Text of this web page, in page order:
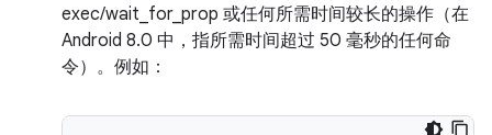
exec/wait_for_prop 或任何所需时间较长的操作（在
Android 8.0 中，指所需时间超过 50 毫秒的任何命
令）。例如：